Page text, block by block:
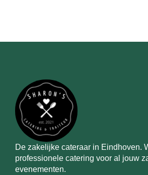
De zakelijke cateraar in Eindhoven.
professionele catering voor al jouw
evenementen.